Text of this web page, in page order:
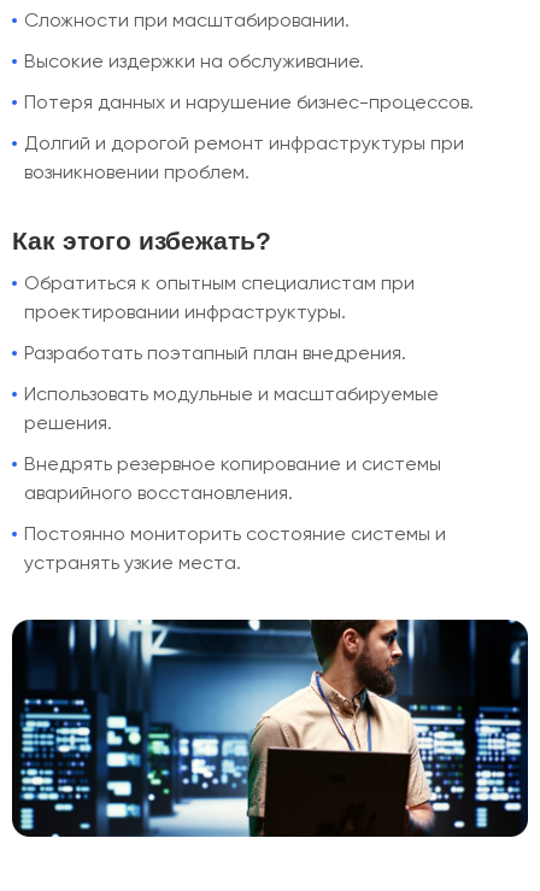
Сложности при масштабировании.
Высокие издержки на обслуживание.
Потеря данных и нарушение бизнес-процессов.
Долгий и дорогой ремонт инфраструктуры при
возникновении проблем.
Как этого избежать?
Обратиться к опытным специалистам при
проектировании инфраструктуры.
Разработать поэтапный план внедрения.
Использовать модульные и масштабируемые
решения.
Внедрять резервное копирование и системы
аварийного восстановления.
Постоянно мониторить состояние системы и
устранять узкие места.